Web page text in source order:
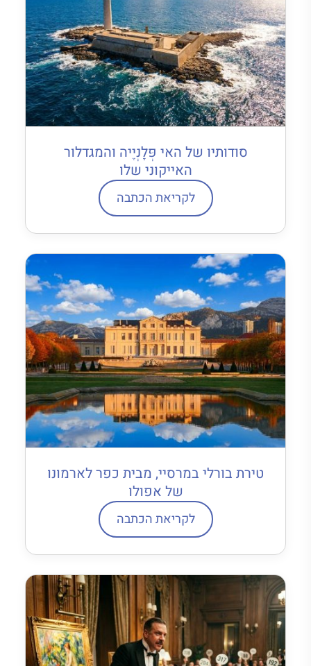
סודותיו של האי פְּלָנְיֶיה והמגדלור
האייקוני שלו
לקריאת הכתבה
טירת בורלי במרסיי, מבית כפר לארמונו
של אפולו
לקריאת הכתבה